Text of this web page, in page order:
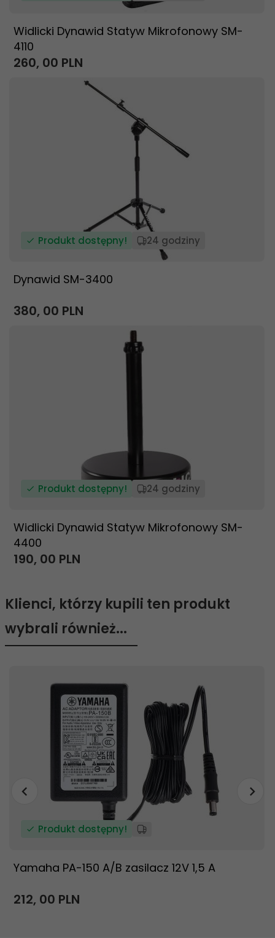
Widlicki Dynawid Statyw Mikrofonowy SM-
4110
260, 00 PLN
Produkt dostępny! 24 godziny
Dynawid SM-3400
380, 00 PLN
Produkt dostępny! 24 godziny
Widlicki Dynawid Statyw Mikrofonowy SM-
4400
190, 00 PLN
Klienci, którzy kupili ten produkt
wybrali również...
Produkt dostępny!
Yamaha PA-150 A/B zasilacz 12V 1,5 A
212, 00 PLN